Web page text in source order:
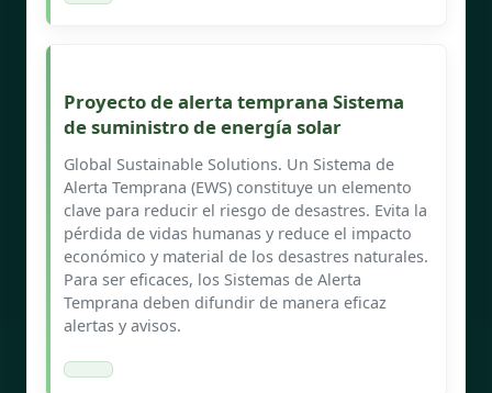
Proyecto de alerta temprana Sistema
de suministro de energía solar
Global Sustainable Solutions. Un Sistema de
Alerta Temprana (EWS) constituye un elemento
clave para reducir el riesgo de desastres. Evita la
pérdida de vidas humanas y reduce el impacto
económico y material de los desastres naturales.
Para ser eficaces, los Sistemas de Alerta
Temprana deben difundir de manera eficaz
alertas y avisos.